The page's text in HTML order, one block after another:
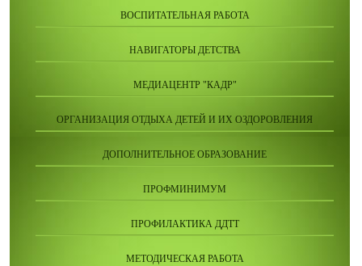
ВОСПИТАТЕЛЬНАЯ РАБОТА
НАВИГАТОРЫ ДЕТСТВА
МЕДИАЦЕНТР "КАДР"
ОРГАНИЗАЦИЯ ОТДЫХА ДЕТЕЙ И ИХ ОЗДОРОВЛЕНИЯ
ДОПОЛНИТЕЛЬНОЕ ОБРАЗОВАНИЕ
ПРОФМИНИМУМ
ПРОФИЛАКТИКА ДДТТ
МЕТОДИЧЕСКАЯ РАБОТА